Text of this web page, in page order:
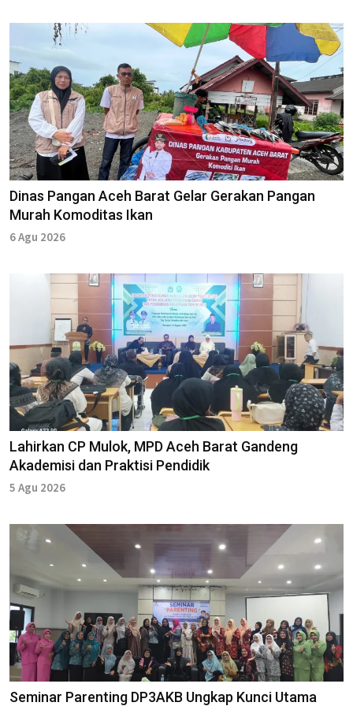
Dinas Pangan Aceh Barat Gelar Gerakan Pangan
Murah Komoditas Ikan
6 Agu 2026
Lahirkan CP Mulok, MPD Aceh Barat Gandeng
Akademisi dan Praktisi Pendidik
5 Agu 2026
Seminar Parenting DP3AKB Ungkap Kunci Utama